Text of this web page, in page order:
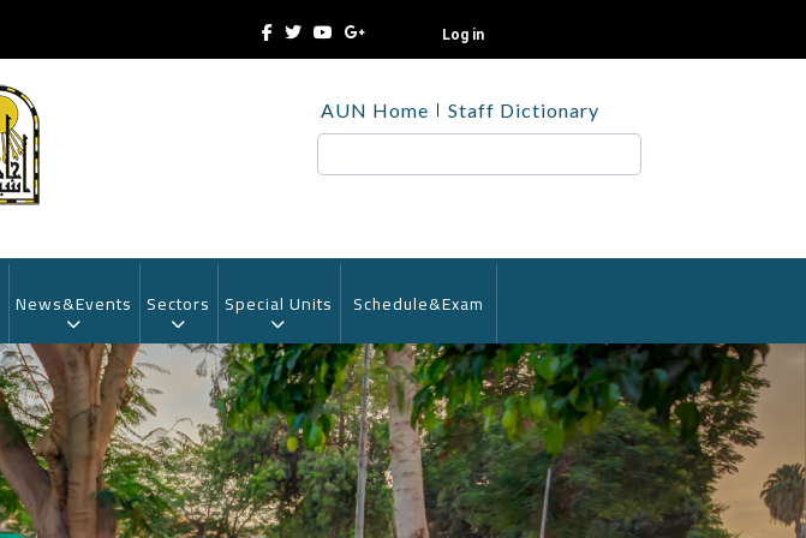
Log in
TOP
HEADER
MENU
AUN Home Staff Dictionary
News&Events Sectors Special Units Schedule&Exam